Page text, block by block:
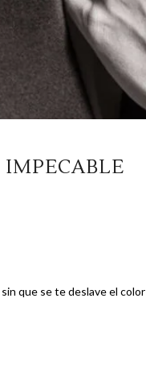
que se te deslave el color